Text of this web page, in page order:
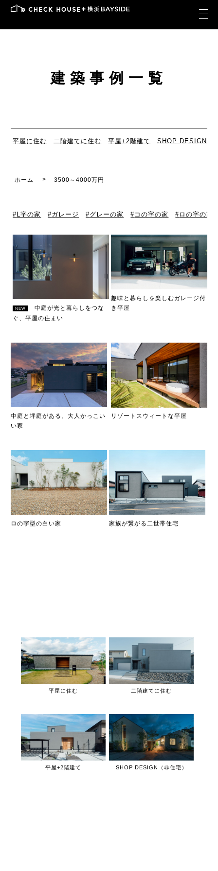
建築事例一覧
平屋に住む 二階建てに住む 平屋+2階建て SHOP DESIGN（
ホーム 3500～4000万円
L字の家 ガレージ グレーの家 コの字の家 ロの字の家
NEW
中庭が光と暮らしをつな
ぐ、平屋の住まい
趣味と暮らしを楽しむガレージ付
き平屋
中庭と坪庭がある、大人かっこい
い家
リゾートスウィートな平屋
ロの字型の白い家 家族が繋がる二世帯住宅
平屋に住む 二階建てに住む
平屋+2階建て SHOP DESIGN（非住宅）